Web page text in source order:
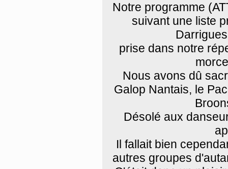
Notre programme
suivant une liste
prise dans notre
Nous avons dû
Galop Nantais, le
Désolé aux
Il fallait bien
autres groupes